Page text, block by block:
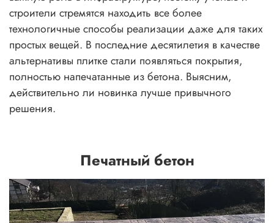
строители стремятся находить все более
технологичные способы реализации даже для таких
простых вещей. В последние десятилетия в качестве
альтернативы плитке стали появляться покрытия,
полностью напечатанные из бетона. Выясним,
действительно ли новинка лучше привычного
решения.
Печатный бетон